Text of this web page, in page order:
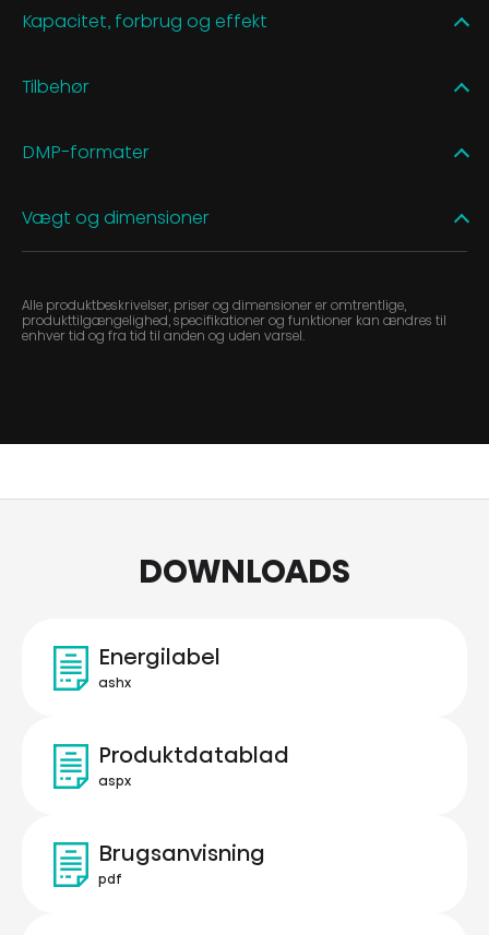
Kapacitet, forbrug og effekt
Tilbehør
DMP-formater
Vægt og dimensioner
Alle produktbeskrivelser, priser og dimensioner er omtrentlige,
produkttilgængelighed, specifikationer og funktioner kan ændres til
enhver tid og fra tid til anden og uden varsel.
DOWNLOADS
Energilabel
ashx
Produktdatablad
aspx
Brugsanvisning
pdf